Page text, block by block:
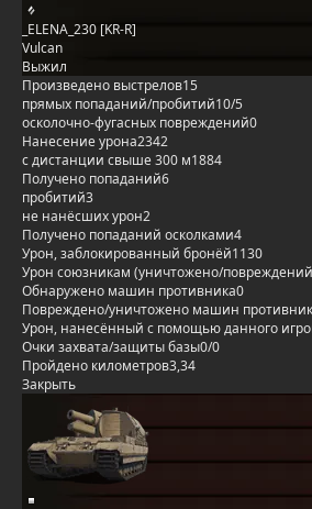
_ELENA_230 [KR-R]
Vulcan
Выжил
Произведено выстрелов15
прямых попаданий/пробитий10/5
осколочно-фугасных повреждений0
Нанесение урона2342
с дистанции свыше 300 м1884
Получено попаданий6
пробитий3
не нанёсших урон2
Получено попаданий осколками4
Урон, заблокированный бронёй1130
Урон союзникам (уничтожено/
Обнаружено машин противника0
Повреждено/уничтожено машин
Урон, нанесённый с помощью данного
Очки захвата/защиты базы0/0
Пройдено километров3,34
Закрыть